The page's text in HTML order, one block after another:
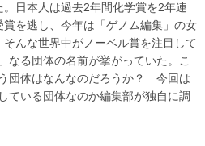
日本人は過去2年間化学賞を2年連
を逃し、今年は「ゲノム編集」の女
んな世界中がノーベル賞を注目して
なる団体の名前が挙がっていた。こ
団体はなんなのだろうか？ 今回は
ている団体なのか編集部が独自に調